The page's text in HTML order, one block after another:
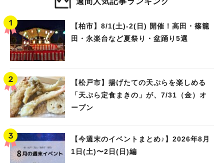
【柏市】8/1(土)‐2(日) 開催！高田・篠籠
田・永楽台など夏祭り・盆踊り5選
【松戸市】揚げたての天ぷらを楽しめる
「天ぷら定食まきの」が、7/31（金）オ
ープン
【今週末のイベントまとめ♪】2026年8月
1日(土)〜2日(日)編